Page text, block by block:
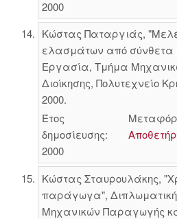
2000
Κώστας Παταργιάς,
ελασμάτων από σύνθετα
Εργασία, Τμήμα
Διοίκησης, Πολυτεχνείο
2000.
Έτος
δημοσίευσης:
2000
Κώστας Σταυρουλάκης,
παράγωγα",
Μηχανικών Παραγωγής